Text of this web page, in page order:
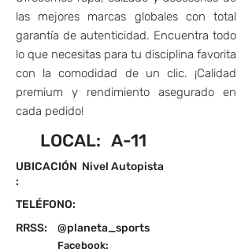
las mejores marcas globales con total
garantía de autenticidad. Encuentra todo
lo que necesitas para tu disciplina favorita
con la comodidad de un clic. ¡Calidad
premium y rendimiento asegurado en
cada pedido!
LOCAL: A-11
UBICACIÓN
:
Nivel Autopista
TELÉFONO:
RRSS:
@planeta_sports
Facebook: